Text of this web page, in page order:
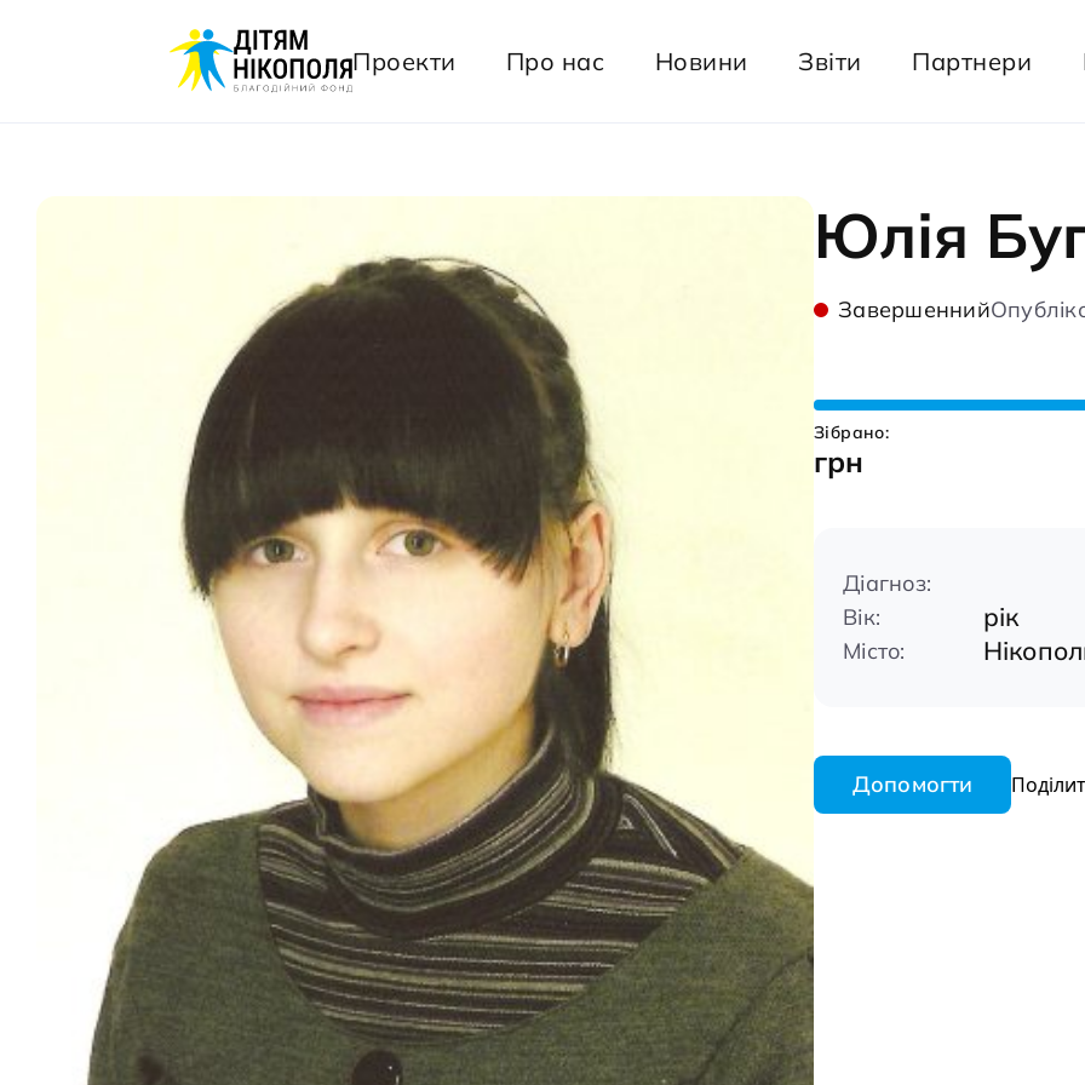
Проекти Про нас Новини Звіти Партнери
Юлія
Завершенний
Зібрано:
грн
Діагноз:
Вік:
рік
Місто:
Допомогти